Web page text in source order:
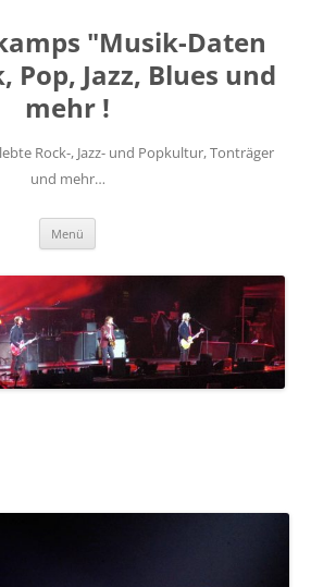
"Musik-Daten
Pop, Jazz, Blues und
mehr !
Rock-, Jazz- und Popkultur, Tonträger
und mehr…
Menü